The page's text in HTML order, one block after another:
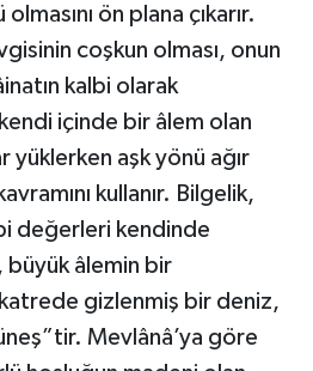
ön plana çıkarır.
coşkun olması, onun
kalbi olarak
içinde bir âlem olan
yüklerken aşk yönü ağır
kullanır. Bilgelik,
değerleri kendinde
büyük âlemin bir
katrede gizlenmiş bir deniz,
Mevlânâ’ya göre